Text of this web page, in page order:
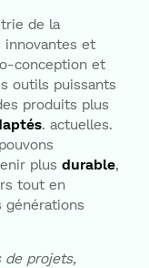
de la
et
conception et
outils puissants
produits plus
. actuelles.
plus durable,
tout en
générations
de projets,